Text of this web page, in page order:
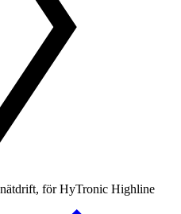
för HyTronic Highline